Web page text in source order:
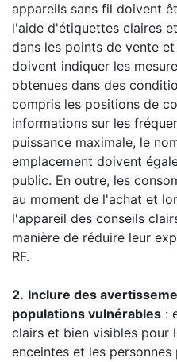
appareils sans fil doivent
l'aide d'étiquettes claires
dans les points de vente
doivent indiquer les
obtenues dans des
compris les positions de
informations sur les
puissance maximale, le
emplacement doivent
public. En outre, les
au moment de l'achat et
l'appareil des conseils
manière de réduire leur
RF.
2. Inclure des
populations vulnérables :
clairs et bien visibles pour
enceintes et les